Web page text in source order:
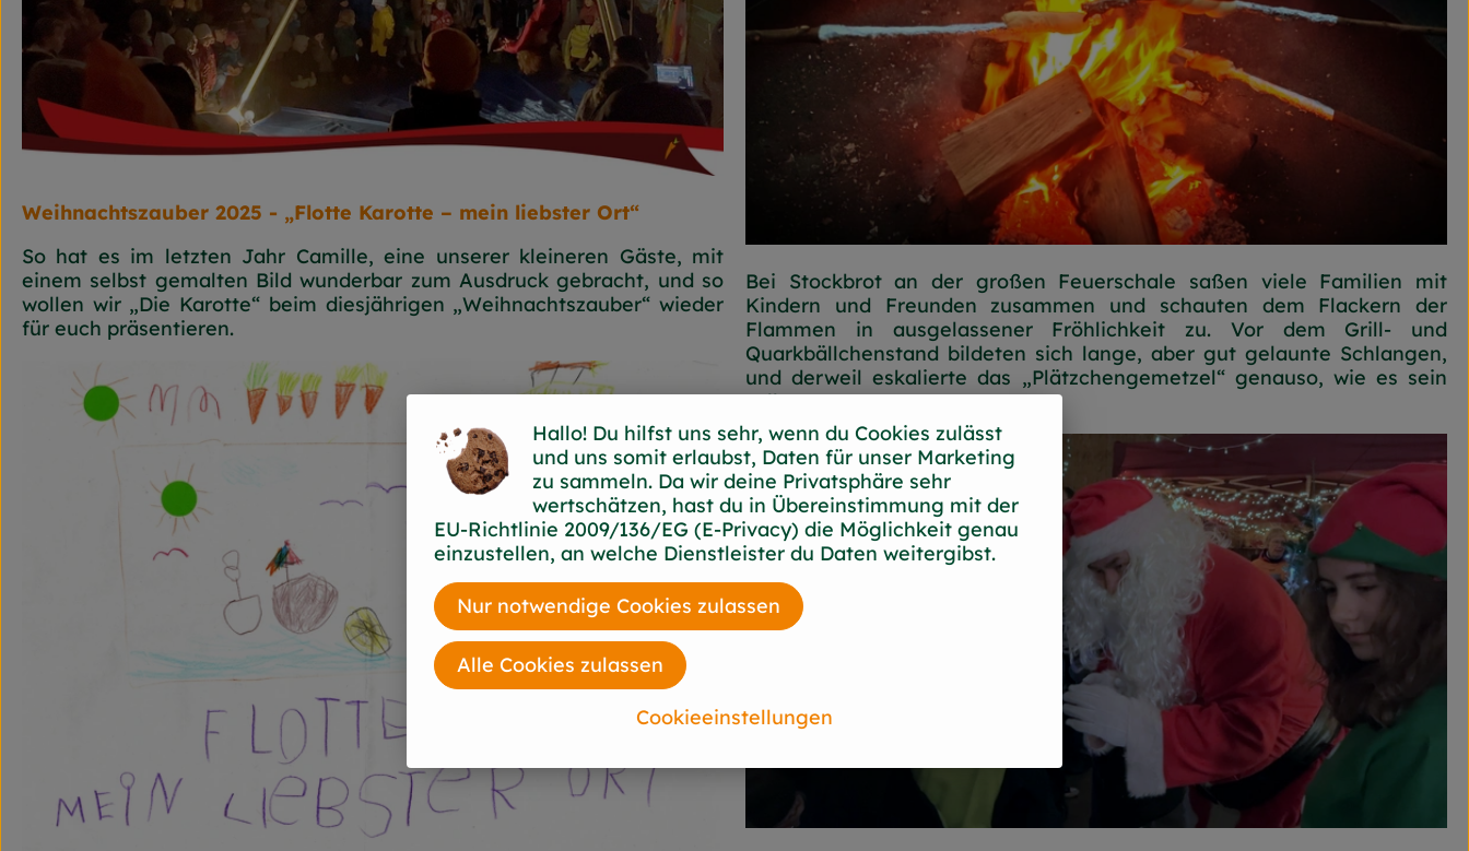
Weihnachtszauber 2025 - „Flotte Karotte – mein liebster Ort“
So hat es im letzten Jahr Camille, eine unserer kleineren Gäste, mit
einem selbst gemalten Bild wunderbar zum Ausdruck gebracht, und so
wollen wir „Die Karotte“ beim diesjährigen „Weihnachtszauber“ wieder
für euch präsentieren.
Bei Stockbrot an der großen Feuerschale saßen viele Familien mit
Kindern und Freunden zusammen und schauten dem Flackern der
Flammen in ausgelassener Fröhlichkeit zu. Vor dem Grill- und
Quarkbällchenstand bildeten sich lange, aber gut gelaunte Schlangen,
und derweil eskalierte das „Plätzchengemetzel“ genauso, wie es sein
sollte!
Hallo! Du hilfst uns sehr, wenn du Cookies zulässt
und uns somit erlaubst, Daten für unser Marketing
zu sammeln. Da wir deine Privatsphäre sehr
wertschätzen, hast du in Übereinstimmung mit der
EU-Richtlinie 2009/136/EG (E-Privacy) die Möglichkeit genau
einzustellen, an welche Dienstleister du Daten weitergibst.
Cookieeinstellungen
Nur notwendige Cookies zulassen
Alle Cookies zulassen